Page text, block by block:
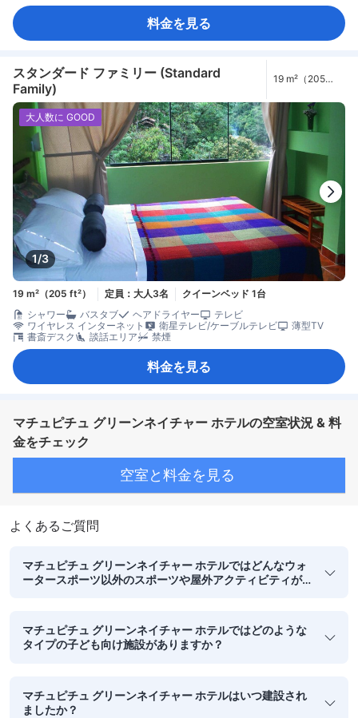
料金を見る
スタンダード ファミリー (Standard
Family)
19 m²（205
1/3
大人数に GOOD
19 m²（205 ft²） 定員：大人3名
クイーンベッド 1台
シャワー
バスタブ ヘアドライヤー
テレビ
ワイヤレス インターネット
衛星テレビ/ケーブルテレビ
薄型TV
書斎デスク
談話エリア 禁煙
料金を見る
マチュピチュ グリーンネイチャー ホテルの空室状況 & 料
金をチェック
空室と料金を見る
よくあるご質問
マチュピチュ グリーンネイチャー ホテルではどんなウォ
ータースポーツ以外のスポーツや屋外アクティビティが
マチュピチュ グリーンネイチャー ホテルではどのような
タイプの子ども向け施設がありますか？
マチュピチュ グリーンネイチャー ホテルはいつ建設され
ましたか？